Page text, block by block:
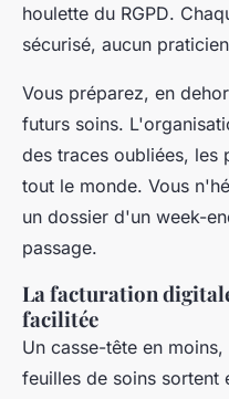
houlette du RGPD.
sécurisé, aucun
Vous préparez, en
futurs soins.
des traces oubliées, les
tout le monde. Vous
un dossier d'un week-
passage.
La facturation
facilitée
Un casse-tête en
feuilles de soins sortent